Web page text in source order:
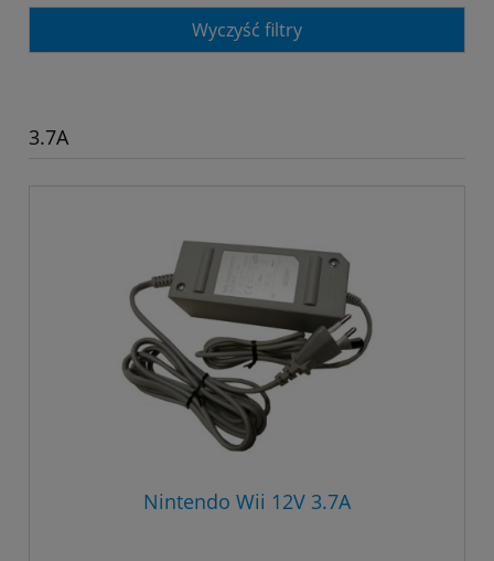
Wyczyść filtry
3.7A
Nintendo Wii 12V 3.7A